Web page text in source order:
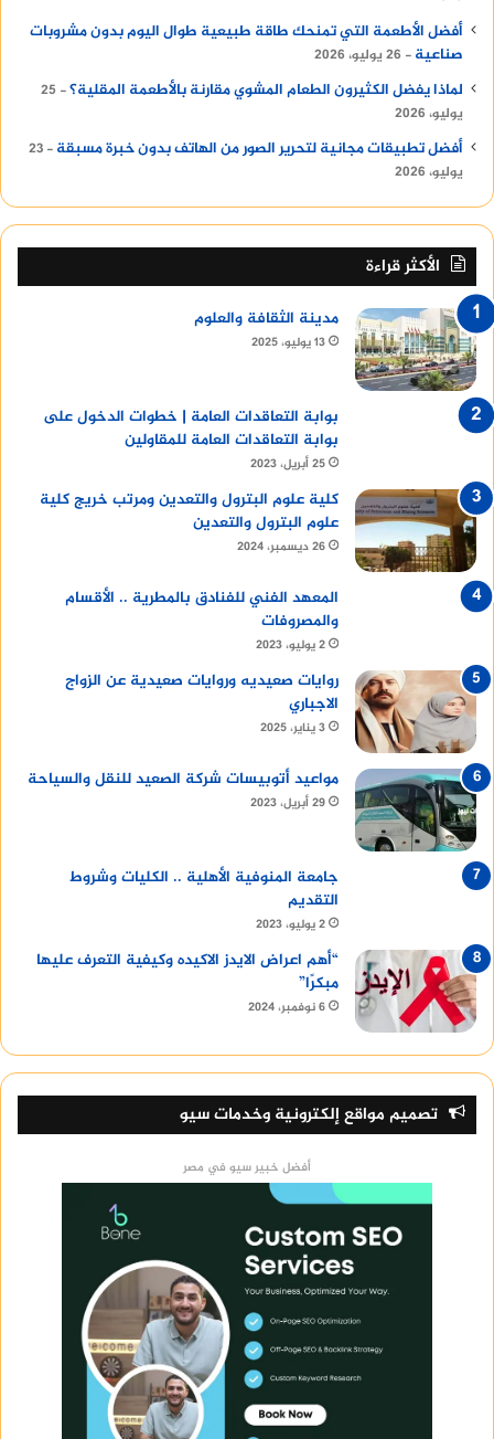
أفضل الأطعمة التي تمنحك طاقة طبيعية طوال اليوم بدون مشروبات
صناعية
26 يوليو، 2026
لماذا يفضل الكثيرون الطعام المشوي مقارنة بالأطعمة المقلية؟
25
يوليو، 2026
أفضل تطبيقات مجانية لتحرير الصور من الهاتف بدون خبرة مسبقة
23
يوليو، 2026
الأكثر قراءة
مدينة الثقافة والعلوم
13 يوليو، 2025
بوابة التعاقدات العامة | خطوات الدخول على
بوابة التعاقدات العامة للمقاولين
25 أبريل، 2023
كلية علوم البترول والتعدين ومرتب خريج كلية
علوم البترول والتعدين
26 ديسمبر، 2024
المعهد الفني للفنادق بالمطرية .. الأقسام
والمصروفات
2 يوليو، 2023
روايات صعيديه وروايات صعيدية عن الزواج
الاجباري
3 يناير، 2025
مواعيد أتوبيسات شركة الصعيد للنقل والسياحة
29 أبريل، 2023
جامعة المنوفية الأهلية .. الكليات وشروط
التقديم
2 يوليو، 2023
“أهم اعراض الايدز الاكيده وكيفية التعرف عليها
مبكرًا”
6 نوفمبر، 2024
تصميم مواقع إلكترونية وخدمات سيو
أفضل خبير سيو في مصر